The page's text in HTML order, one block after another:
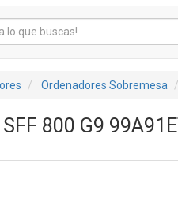
Ordenadores Sobremesa
SFF 800 G9